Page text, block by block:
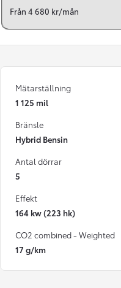
Från 4 680 kr/mån
Mätarställning
1 125 mil
Bränsle
Hybrid Bensin
Antal dörrar
5
Effekt
164 kw (223 hk)
CO2 combined - Weighted
17 g/km